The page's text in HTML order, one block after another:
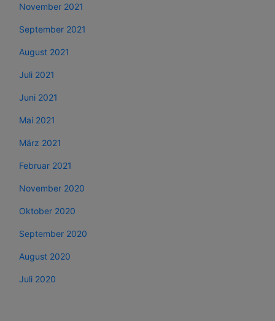
November 2021
September 2021
August 2021
Juli 2021
Juni 2021
Mai 2021
März 2021
Februar 2021
November 2020
Oktober 2020
September 2020
August 2020
Juli 2020